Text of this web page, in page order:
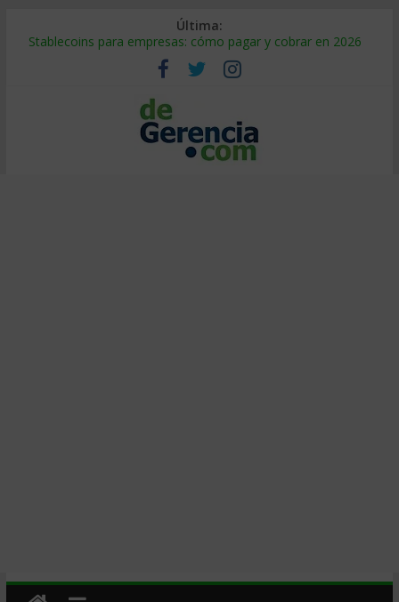
Última:
Stablecoins para empresas: cómo pagar y cobrar en 2026
Despido silencioso: qué es y por qué sale tan caro
IA en selección de personal: cómo auditarla a tiempo
Trabajo forzoso en la cadena de suministro: qué hacer
Mercado hispano de EE. UU.: cómo segmentarlo y venderle